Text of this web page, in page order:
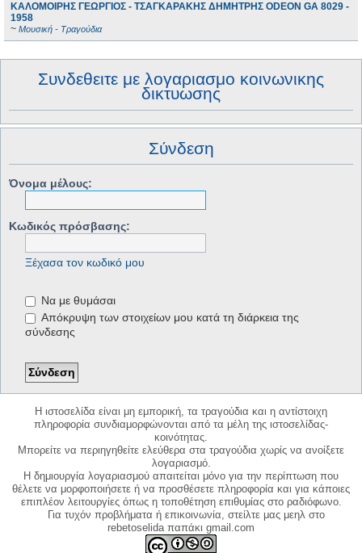
ΚΑΛΟΜΟΙΡΗΣ ΓΕΩΡΓΙΟΣ - ΤΣΑΓΚΑΡΑΚΗΣ ΔΗΜΗΤΡΗΣ ODEON GA 8029 -
1958
~ Μουσική - Τραγούδια
Συνδεθειτε με λογαριασμο κοινωνικης
δικτυωσης
Σύνδεση
Όνομα μέλους:
Κωδικός πρόσβασης:
Ξέχασα τον κωδικό μου
Να με θυμάσαι
Απόκρυψη των στοιχείων μου κατά τη διάρκεια της
σύνδεσης
Η ιστοσελίδα είναι μη εμπορική, τα τραγούδια και η αντίστοιχη
πληροφορία συνδιαμορφώνονται από τα μέλη της ιστοσελίδας-
κοινότητας.
Μπορείτε να περιηγηθείτε ελεύθερα στα τραγούδια χωρίς να ανοίξετε
λογαριασμό.
Η δημιουργία λογαριασμού απαιτείται μόνο για την περίπτωση που
θέλετε να μορφοποιήσετε ή να προσθέσετε πληροφορία και για κάποιες
επιπλέον λειτουργίες όπως η τοποθέτηση επιθυμίας στο ραδιόφωνο.
Για τυχόν προβλήματα ή επικοινωνία, στείλτε μας μεηλ στο
rebetoselida παπάκι gmail.com